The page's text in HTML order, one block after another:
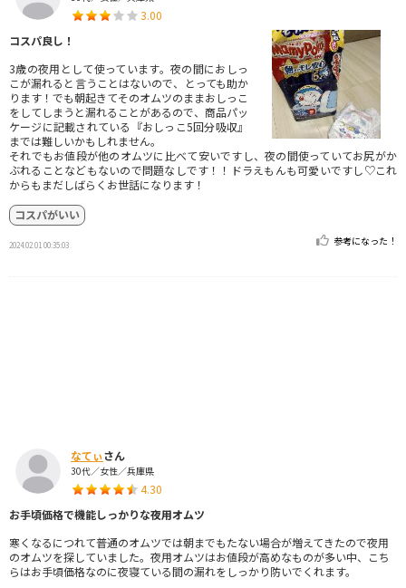
3.00
コスパ良し！
3歳の夜用として使っています。夜の間におしっ
こが漏れると言うことはないので、とっても助か
ります！でも朝起きてそのオムツのままおしっこ
をしてしまうと漏れることがあるので、商品パッ
ケージに記載されている『おしっこ5回分吸収』
までは難しいかもしれません。
それでもお値段が他のオムツに比べて安いですし、夜の間使っていてお尻がか
ぶれることなどもないので問題なしです！！ドラえもんも可愛いですし♡これ
からもまだしばらくお世話になります！
コスパがいい
2024.02.01 00:35:03 参考になった！
なてぃさん
30代／女性／兵庫県
4.30
お手頃価格で機能しっかりな夜用オムツ
寒くなるにつれて普通のオムツでは朝までもたない場合が増えてきたので夜用
のオムツを探していました。夜用オムツはお値段が高めなものが多い中、こち
らはお手頃価格なのに夜寝ている間の漏れをしっかり防いでくれます。